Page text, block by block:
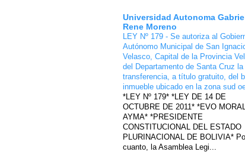
Universidad Autonoma
Rene Moreno
LEY Nº 179 - Se autoriza al
Autónomo Municipal de San
Velasco, Capital de la Provincia
del Departamento de Santa Cruz la
transferencia, a título gratuito, del
inmueble ubicado en la zona sud
*LEY Nº 179* *LEY DE 14 DE
OCTUBRE DE 2011* *EVO
AYMA* *PRESIDENTE
CONSTITUCIONAL DEL ESTADO
PLURINACIONAL DE BOLIVIA*
cuanto, la Asamblea Legi...